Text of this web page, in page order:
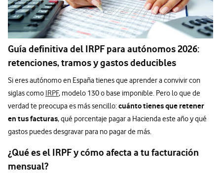
Guía definitiva del IRPF para autónomos 2026:
retenciones, tramos y gastos deducibles
Si eres autónomo en España tienes que aprender a convivir con
siglas como IRPF, modelo 130 o base imponible. Pero lo que de
verdad te preocupa es más sencillo:cuánto tienes que retener
en tus facturas, qué porcentaje pagar a Hacienda este año y qué
gastos puedes desgravar para no pagar de más.
¿Qué es el IRPF y cómo afecta a tu facturación
mensual?